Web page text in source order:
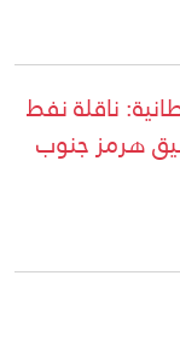
ناقلة نفط
هرمز جنوب